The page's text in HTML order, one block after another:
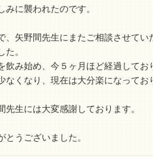
みに襲われたのです。
、矢野間先生にまたご相談させて
た。
飲み始め、今５ヶ月ほど経過して
なくなり、現在は大分楽になってお
先生には大変感謝しております。
とうございました。